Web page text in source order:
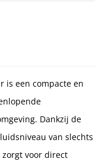
is een compacte en
Dankzij de
van slechts
voor direct